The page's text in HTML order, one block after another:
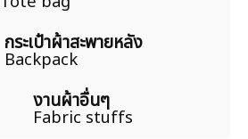
กระเป๋าผ้าสะพายหลัง
Backpack
งานผ้าอื่นๆ
Fabric stuffs